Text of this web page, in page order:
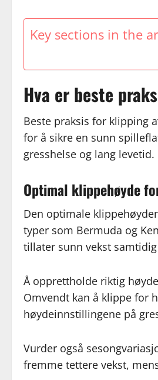
Key sections in the
Hva er beste
Beste praksis for klipping
for å sikre en sunn
gresshelse og lang levetid.
Optimal klippehøyde
Den optimale
typer som Bermuda og
tillater sunn vekst
Å opprettholde riktig
Omvendt kan å klippe for
høydeinnstillingene på
Vurder også
fremme tettere vekst,